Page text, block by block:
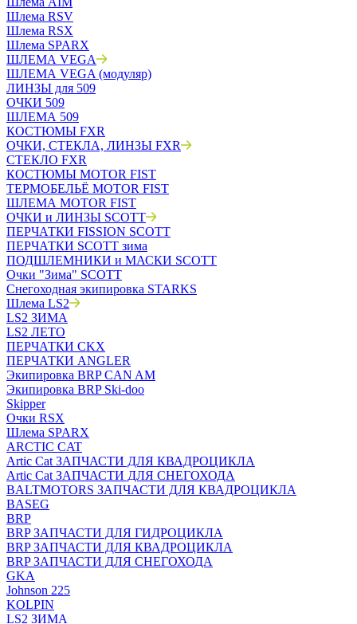
Шлема RSV
Шлема RSX
Шлема SPARX
ШЛЕМА VEGA
ШЛЕМА VEGA (модуляр)
ЛИНЗЫ для 509
ОЧКИ 509
ШЛЕМА 509
КОСТЮМЫ FXR
ОЧКИ, СТЕКЛА, ЛИНЗЫ FXR
СТЕКЛО FXR
КОСТЮМЫ MOTOR FIST
ТЕРМОБЕЛЬЁ MOTOR FIST
ШЛЕМА MOTOR FIST
ОЧКИ и ЛИНЗЫ SCOTT
ПЕРЧАТКИ FISSION SCOTT
ПЕРЧАТКИ SCOTT зима
ПОДШЛЕМНИКИ и МАСКИ SCOTT
Очки "Зима" SCOTT
Снегоходная экипировка STARKS
Шлема LS2
LS2 ЗИМА
LS2 ЛЕТО
ПЕРЧАТКИ CKX
ПЕРЧАТКИ ANGLER
Экипировка BRP CAN AM
Экипировка BRP Ski-doo
Skipper
Очки RSX
Шлема SPARX
ARCTIC CAT
Artic Cat ЗАПЧАСТИ ДЛЯ КВАДРОЦИКЛА
Artic Cat ЗАПЧАСТИ ДЛЯ СНЕГОХОДА
BALTMOTORS ЗАПЧАСТИ ДЛЯ КВАДРОЦИКЛА
BASEG
BRP
BRP ЗАПЧАСТИ ДЛЯ ГИДРОЦИКЛА
BRP ЗАПЧАСТИ ДЛЯ КВАДРОЦИКЛА
BRP ЗАПЧАСТИ ДЛЯ СНЕГОХОДА
GKA
Johnson 225
KOLPIN
LS2 ЗИМА